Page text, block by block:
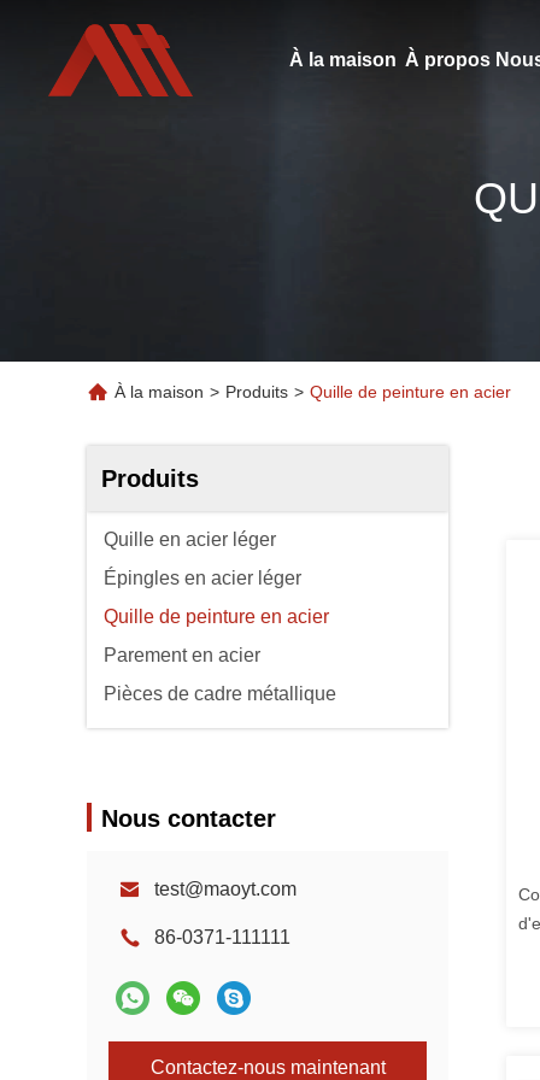
À la maison À propos
À la maison > Produits > Quille de peinture en acier
Produits
Quille en acier léger
Épingles en acier léger
Quille de peinture en acier
Parement en acier
Pièces de cadre métallique
Nous contacter
test@maoyt.com
86-0371-111111
Contactez-nous maintenant